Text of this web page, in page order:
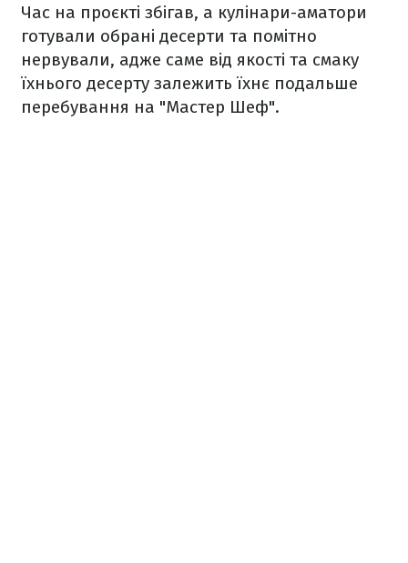
Час на проєкті збігав, а кулінари-аматори
готували обрані десерти та помітно
нервували, адже саме від якості та смаку
їхнього десерту залежить їхнє подальше
перебування на "Мастер Шеф".